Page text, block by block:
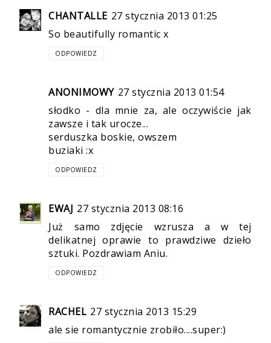
CHANTALLE 27 stycznia 2013 01:25
So beautifully romantic x
ODPOWIEDZ
ANONIMOWY 27 stycznia 2013 01:54
słodko - dla mnie za, ale oczywiście jak
zawsze i tak urocze...
serduszka boskie, owszem
buziaki :x
ODPOWIEDZ
EWAJ 27 stycznia 2013 08:16
Już samo zdjęcie wzrusza a w tej
delikatnej oprawie to prawdziwe dzieło
sztuki. Pozdrawiam Aniu.
ODPOWIEDZ
RACHEL 27 stycznia 2013 15:29
ale sie romantycznie zrobiło....super:)